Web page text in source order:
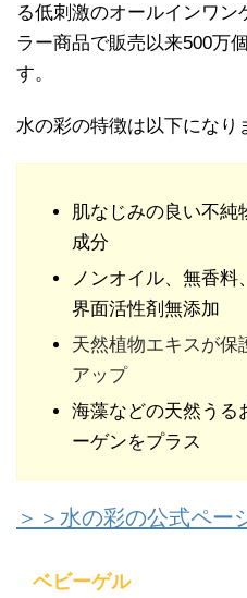
る低刺激のオールインワ
ラー商品で販売以来500万
す。
水の彩の特徴は以下になり
肌なじみの良い不純
成分
ノンオイル、無香
界面活性剤無添加
天然植物エキスが保
アップ
海藻などの天然うる
ーゲンをプラス
＞＞水の彩の公式ペー
ベビーゲル